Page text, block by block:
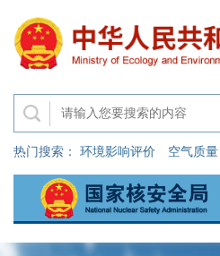
热门搜索： 环境影响评价 空气质量